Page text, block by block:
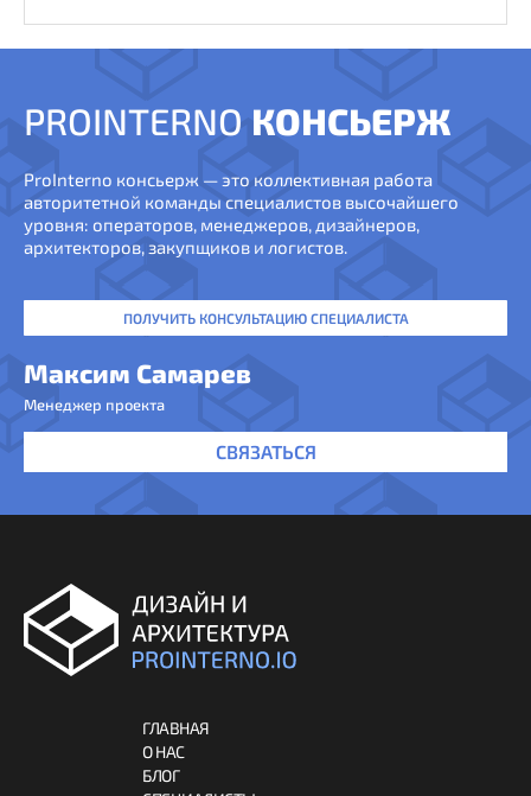
PROINTERNO КОНСЬЕРЖ
ProInterno консьерж — это коллективная работа
авторитетной команды специалистов высочайшего
уровня: операторов, менеджеров, дизайнеров,
архитекторов, закупщиков и логистов.
ПОЛУЧИТЬ КОНСУЛЬТАЦИЮ СПЕЦИАЛИСТА
Максим Самарев
Менеджер проекта
СВЯЗАТЬСЯ
ГЛАВНАЯ
О НАС
БЛОГ